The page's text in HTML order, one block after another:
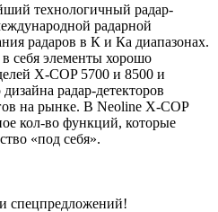
технологичный радар-
радарной
радаров в К и Ка диапазонах.
себя элементы хорошо
X-COP 5700 и 8500 и
радар-детекторов
на рынке. В Neoline X-COP
кол-во функций, которые
«под себя».
спецпредложений!